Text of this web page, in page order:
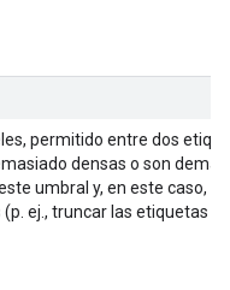
permitido entre dos
densas o son
umbral y, en este caso,
ej., truncar las etiquetas o